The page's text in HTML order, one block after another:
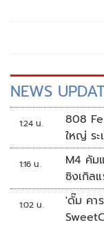
NEWS
1:24 น.
808
ใหญ่ ร
ต.ค.นี้
1:16 น.
M4 คั
ซิงเกิล
1:02 น.
'ดั๊ม คา